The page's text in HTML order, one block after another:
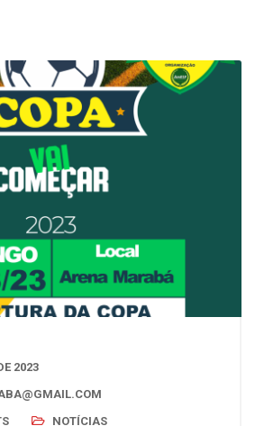
2023
NOTÍCIAS